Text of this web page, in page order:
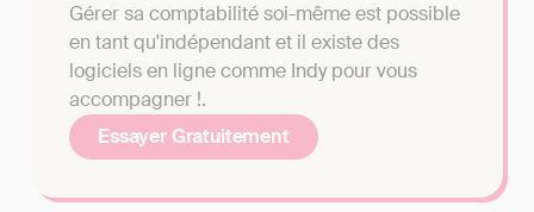
Gérer sa comptabilité soi-même est possible
en tant qu'indépendant et il existe des
logiciels en ligne comme Indy pour vous
accompagner !.
Essayer Gratuitement